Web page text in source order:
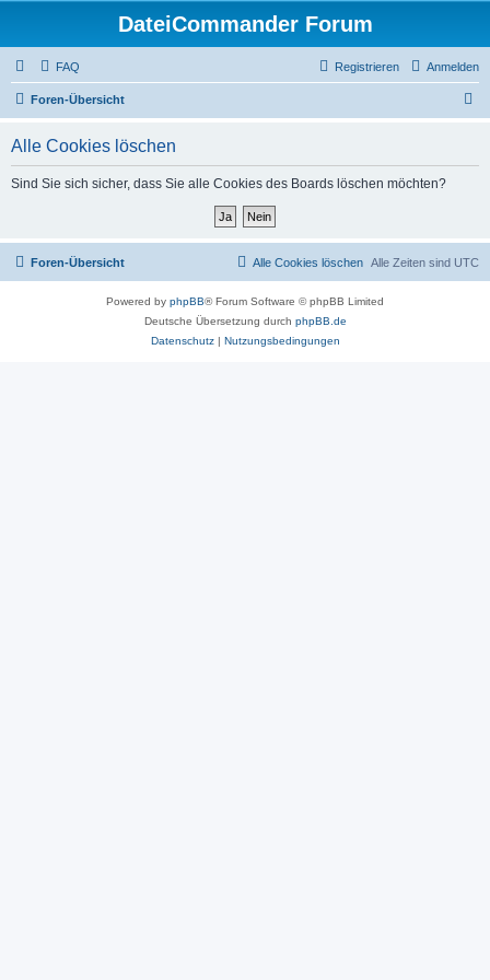
DateiCommander Forum
FAQ Anmelden
Registrieren
Foren-Übersicht
Alle Cookies löschen
Sind Sie sich sicher, dass Sie alle Cookies des Boards löschen möchten?
Foren-Übersicht Alle Zeiten sind UTC
Alle Cookies löschen
Powered by phpBB® Forum Software © phpBB Limited
Deutsche Übersetzung durch phpBB.de
Datenschutz| Nutzungsbedingungen